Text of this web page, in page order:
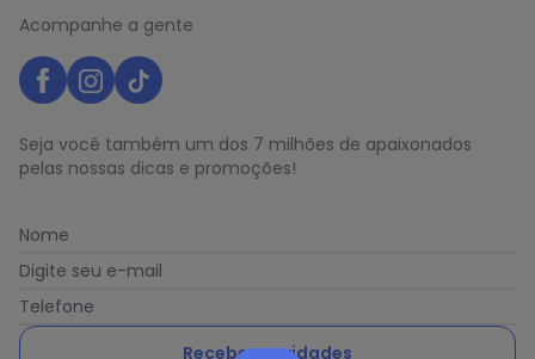
Acompanhe a gente
Seja você também um dos 7 milhões de apaixonados
pelas nossas dicas e promoções!
Nome
Digite seu e-mail
Telefone
Receber novidades